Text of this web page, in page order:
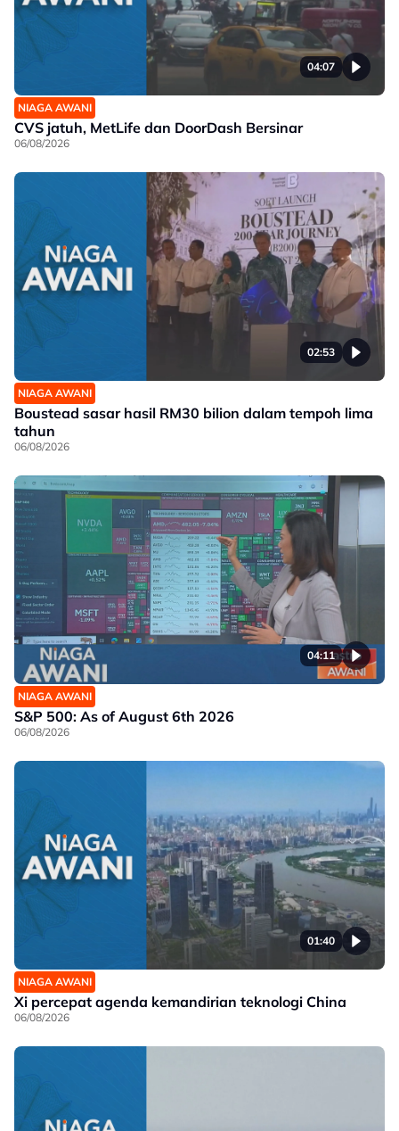
04:07
NIAGA AWANI
CVS jatuh, MetLife dan DoorDash Bersinar
06/08/2026
02:53
NIAGA AWANI
Boustead sasar hasil RM30 bilion dalam tempoh lima
tahun
06/08/2026
04:11
NIAGA AWANI
S&P 500: As of August 6th 2026
06/08/2026
01:40
NIAGA AWANI
Xi percepat agenda kemandirian teknologi China
06/08/2026